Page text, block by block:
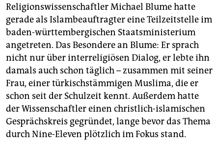
Religionswissenschaftler Michael Blume hatte
gerade als Islambeauftragter eine Teilzeitstelle im
baden-württembergischen Staatsministerium
angetreten. Das Besondere an Blume: Er sprach
nicht nur über interreligiösen Dialog, er lebte ihn
damals auch schon täglich – zusammen mit seiner
Frau, einer türkischstämmigen Muslima, die er
schon seit der Schulzeit kennt. Außerdem hatte
der Wissenschaftler einen christlich-islamischen
Gesprächskreis gegründet, lange bevor das Thema
durch Nine-Eleven plötzlich im Fokus stand.